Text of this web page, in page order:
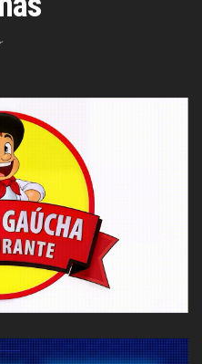
Congresso, Câmara
dos Deputados,
Brasília, Nordeste,
Norte, Centro-
Sul, Sudeste,
Gastronomia,
Vinhos, Bebidas,
Cervejas, Comida,
Receitas, Chef, RH,
Emprego,
Empreendedorismo,
Negócios,
Oportunidades,